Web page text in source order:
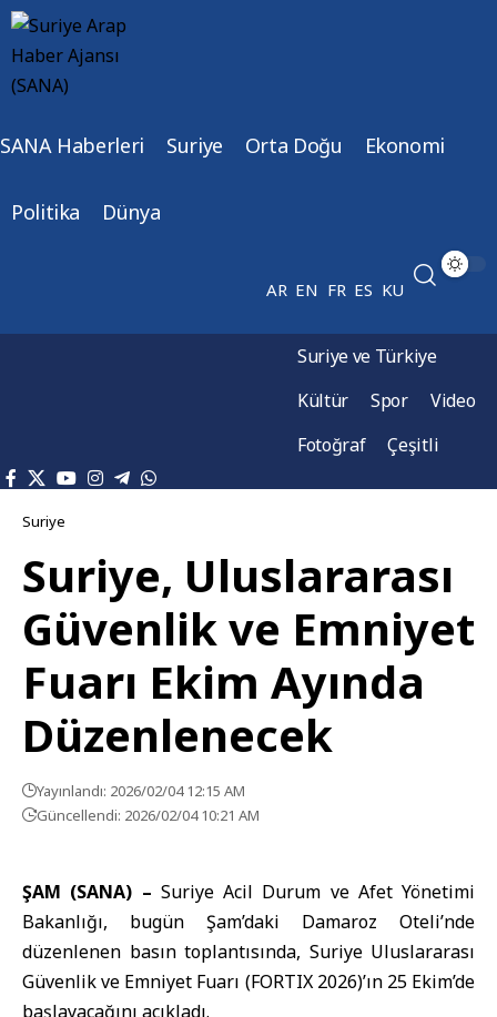
SANA Haberleri Suriye Orta Doğu Ekonomi
Politika Dünya
AR EN FR ES KU
Suriye ve Türkiye
Kültür
Spor
Video
Fotoğraf
Çeşitli
Suriye
Suriye, Uluslararası
Güvenlik ve Emniyet
Fuarı Ekim Ayında
Düzenlenecek
Yayınlandı: 2026/02/04 12:15 AM
Güncellendi: 2026/02/04 10:21 AM
ŞAM (SANA) – Suriye Acil Durum ve Afet Yönetimi
Bakanlığı, bugün Şam’daki Damaroz Oteli’nde
düzenlenen basın toplantısında, Suriye Uluslararası
Güvenlik ve Emniyet Fuarı (FORTIX 2026)’ın 25 Ekim’de
başlayacağını açıkladı.